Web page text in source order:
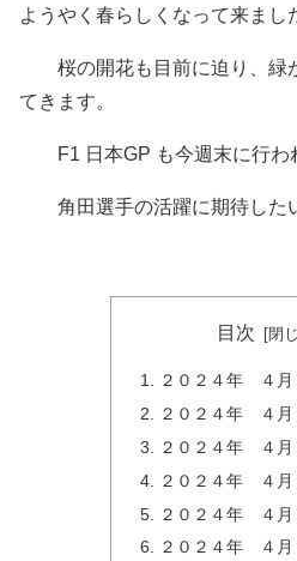
ようやく春らしくなって来まし
桜の開花も目前に迫り、緑
てきます。
F1 日本GP も今週末に行わ
角田選手の活躍に期待したい
目次
２０２４年 ４月
２０２４年 ４月
２０２４年 ４月
２０２４年 ４月
２０２４年 ４月
２０２４年 ４月